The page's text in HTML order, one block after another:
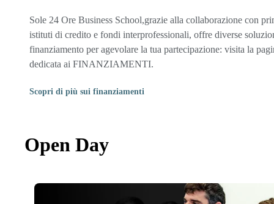
Sole 24 Ore Business School,grazie alla collaborazione con
istituti di credito e fondi interprofessionali, offre diverse
finanziamento per agevolare la tua partecipazione: visita la
dedicata ai FINANZIAMENTI.
Scopri di più sui finanziamenti
Open Day